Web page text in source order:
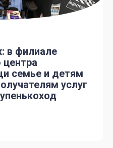
в филиале
центра
семье и детям
услуг